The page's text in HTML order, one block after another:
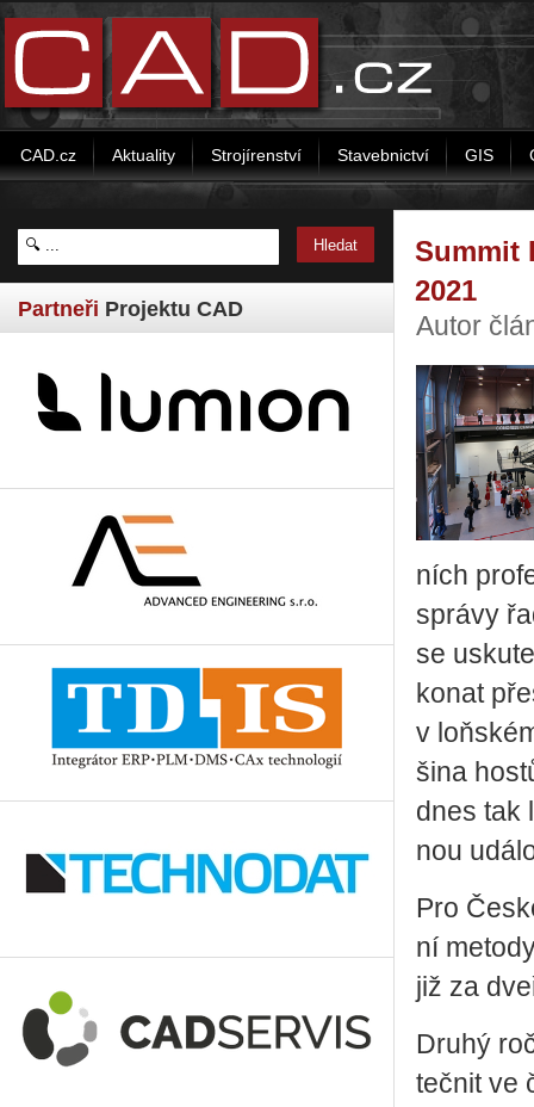
CAD.cz Aktuality Strojírenství Stavebnictví GIS
Partneři Projektu CAD
Summit
2021
Autor
ních
sprá­vy
se
konat
v
ši­na
dnes tak
nou
Pro
ní
již za
Druhý
teč­nit ve